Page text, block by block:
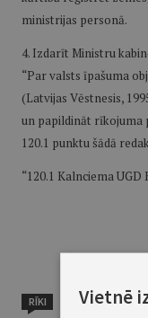
ministrijas personā.
4. Izdarīt Ministru
“Par valsts īpašuma
(Latvijas Vēstnesis,
un papildināt rīkojuma
120.1 punktu šādā
“120.1 Kalnciema UGD
RĪKI Vietnē